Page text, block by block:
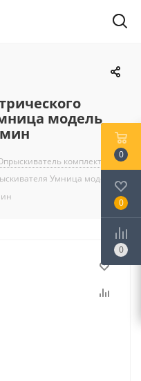
модель
комплектующие
Умница модель
0
0
0